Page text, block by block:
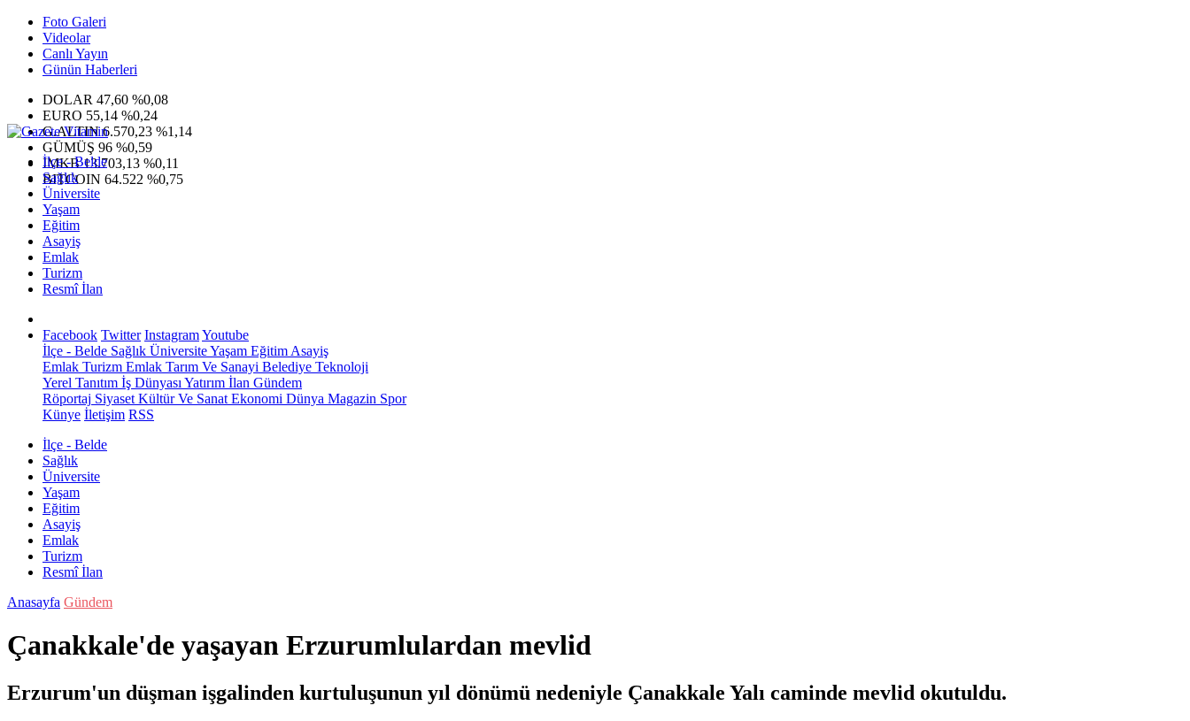
Foto Galeri
Videolar
Canlı Yayın
Günün Haberleri
DOLAR 47,60 %0,08
EURO 55,14 %0,24
G.ALTIN6.570,23 %1,14
GÜMÜŞ 96 %0,59
IMKB13.703,13 %0,11
BITCOIN 64.522 %0,75
İlçe - Belde
Sağlık
Üniversite
Yaşam
Eğitim
Asayiş
Emlak
Turizm
Resmî İlan
Facebook Twitter InstagramYoutube
İlçe - Belde Sağlık ÜniversiteYaşam Eğitim Asayiş
Emlak Turizm Emlak Tarım Ve Sanayi Belediye Teknoloji
Yerel Tanıtım İş Dünyası Yatırım İlan Gündem
Röportaj Siyaset Kültür Ve Sanat Ekonomi Dünya Magazin Spor
Künye İletişim RSS
İlçe - Belde
Sağlık
Üniversite
Yaşam
Eğitim
Asayiş
Emlak
Turizm
Resmî İlan
Anasayfa Gündem
Çanakkale'de yaşayan Erzurumlulardan mevlid
Erzurum'un düşman işgalinden kurtuluşunun yıl dönümü nedeniyle Çanakkale Yalı caminde mevlid okutuldu.